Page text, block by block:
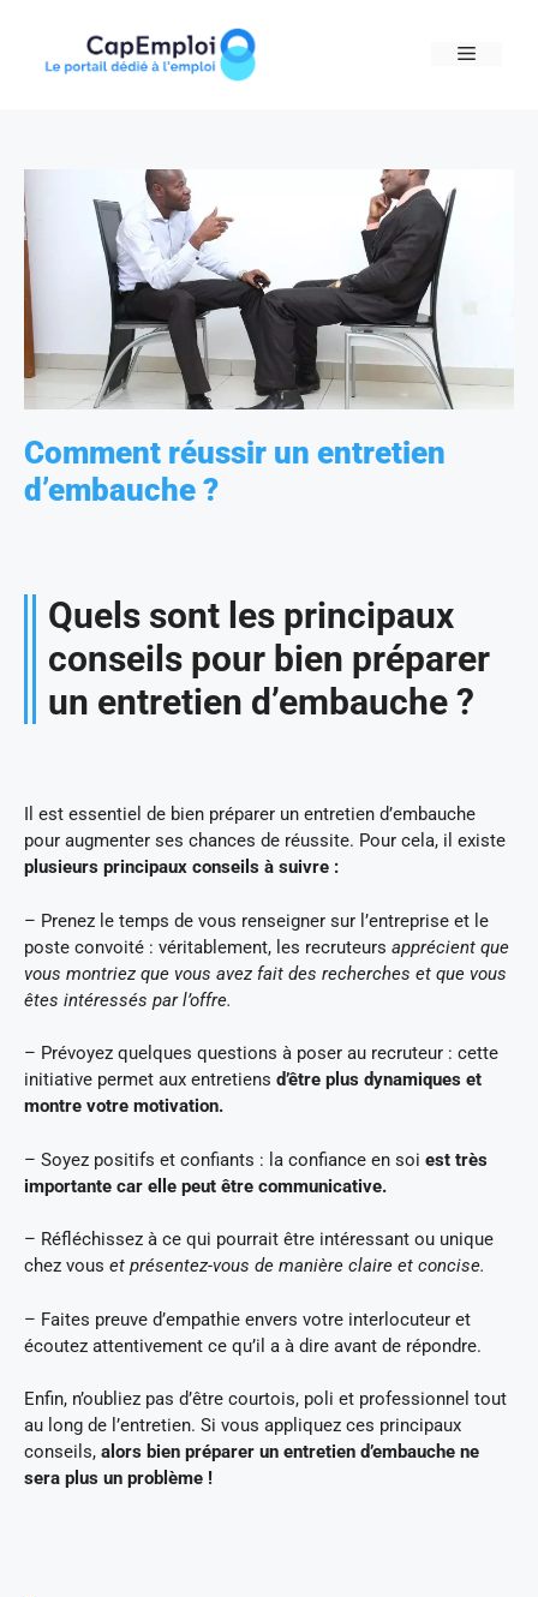
content
MENU
Comment réussir un entretien
d’embauche ?
Quels sont les principaux
conseils pour bien préparer
un entretien d’embauche ?
Il est essentiel de bien préparer un entretien d’embauche
pour augmenter ses chances de réussite. Pour cela, il existe
plusieurs principaux conseils à suivre :
– Prenez le temps de vous renseigner sur l’entreprise et le
poste convoité : véritablement, les recruteurs apprécient que
vous montriez que vous avez fait des recherches et que vous
êtes intéressés par l’offre.
– Prévoyez quelques questions à poser au recruteur : cette
initiative permet aux entretiens d’être plus dynamiques et
montre votre motivation.
– Soyez positifs et confiants : la confiance en soi est très
importante car elle peut être communicative.
– Réfléchissez à ce qui pourrait être intéressant ou unique
chez vous et présentez-vous de manière claire et concise.
– Faites preuve d’empathie envers votre interlocuteur et
écoutez attentivement ce qu’il a à dire avant de répondre.
Enfin, n’oubliez pas d’être courtois, poli et professionnel tout
au long de l’entretien. Si vous appliquez ces principaux
conseils, alors bien préparer un entretien d’embauche ne
sera plus un problème !